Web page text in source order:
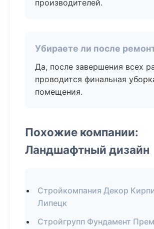
производителей.
Убираете ли после
Да, после завершения всех
проводится финальная
помещения.
Похожие компании:
Ландшафтный дизайн
Стройкомпания Декор
Липецк
Стройгрупп Фундамент